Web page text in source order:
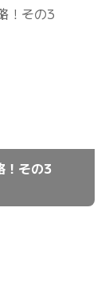
！その3